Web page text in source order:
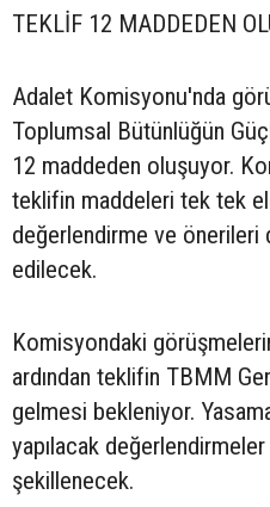
TEKLİF 12 MADDEDEN
Adalet Komisyonu'nda
Toplumsal Bütünlüğün
12 maddeden oluşuyor.
teklifin maddeleri tek tek
değerlendirme ve
edilecek.
Komisyondaki
ardından teklifin TBMM
gelmesi bekleniyor.
yapılacak değerlendirmeler
şekillenecek.